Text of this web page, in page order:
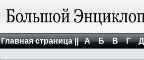
Главная страница || А Б В Г